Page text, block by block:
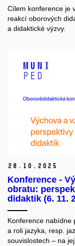
Cílem konference je
reakcí oborových
a didaktické výzvy.
28. 10. 2025
Konference -
obratu:
didaktik (6. 11.
Konference nabídne
a roli jazyka, resp.
souvislostech – na